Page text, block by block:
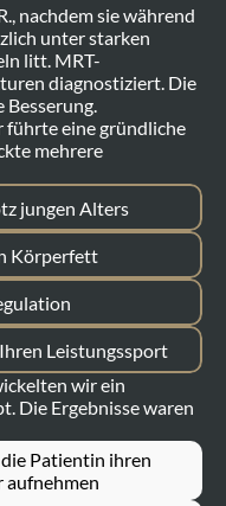
nachdem sie während
unter starken
litt. MRT-
diagnostiziert. Die
Besserung.
führte eine gründliche
mehrere
jungen Alters
Körperfett
Leistungssport
wir ein
Die Ergebnisse waren
Patientin ihren
aufnehmen